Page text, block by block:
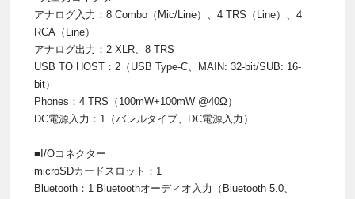
アナログ入力：8 Combo（Mic/Line）、4 TRS（Line）、4
RCA（Line）
アナログ出力：2 XLR、8 TRS
USB TO HOST：2（USB Type-C、MAIN: 32-bit/SUB: 16-
bit）
Phones：4 TRS（100mW+100mW @40Ω）
DC電源入力：1（バレルタイプ、DC電源入力）
■I/Oコネクター
microSDカードスロット：1
Bluetooth：1 Bluetoothオーディオ入力（Bluetooth 5.0、